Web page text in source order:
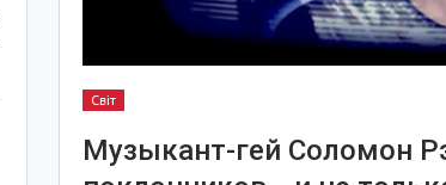
Світ
Музыкант-гей Соломон